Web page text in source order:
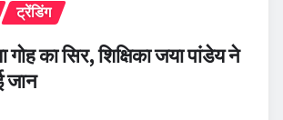
ट्रेंडिंग
का सिर, शिक्षिका जया पांडेय ने
जान